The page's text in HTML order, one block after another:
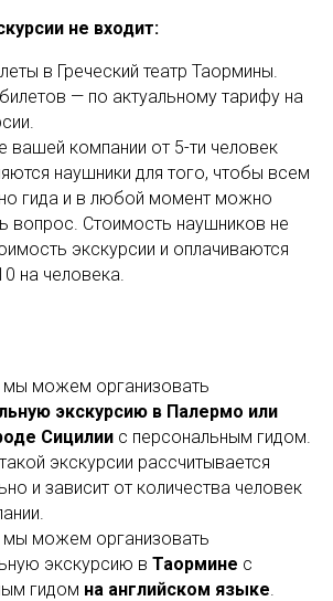
не входит:
в Греческий театр Таормины.
— по актуальному тарифу на
вашей компании от 5-ти человек
наушники для того, чтобы всем
гида и в любой момент можно
вопрос. Стоимость наушников не
экскурсии и оплачиваются
на человека.
мы можем организовать
экскурсию в Палермо или
Сицилии с персональным гидом.
экскурсии рассчитывается
и зависит от количества человек
мы можем организовать
экскурсию в Таормине с
гидом на английском языке